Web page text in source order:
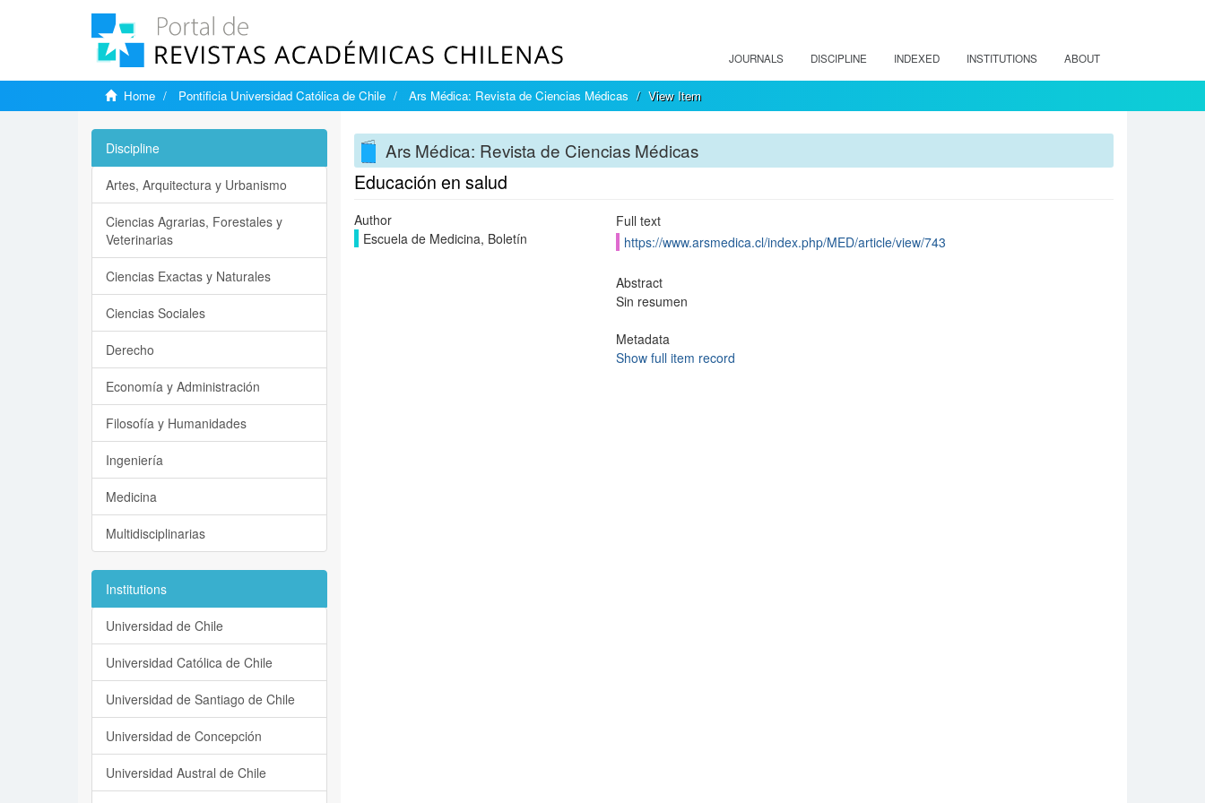
JOURNALS DISCIPLINE INDEXED INSTITUTIONS ABOUT
Home Pontificia Universidad Católica de Chile Ars Médica: Revista de Ciencias Médicas View Item
Ars Médica: Revista de Ciencias Médicas
Educación en salud
Author
Escuela de Medicina, Boletín
Full text
https://www.arsmedica.cl/index.php/MED/article/view/743
Abstract
Sin resumen
Metadata
Show full item record
Discipline
Artes, Arquitectura y Urbanismo
Ciencias Agrarias, Forestales y
Veterinarias
Ciencias Exactas y Naturales
Ciencias Sociales
Derecho
Economía y Administración
Filosofía y Humanidades
Ingeniería
Medicina
Multidisciplinarias
Institutions
Universidad de Chile
Universidad Católica de Chile
Universidad de Santiago de Chile
Universidad de Concepción
Universidad Austral de Chile